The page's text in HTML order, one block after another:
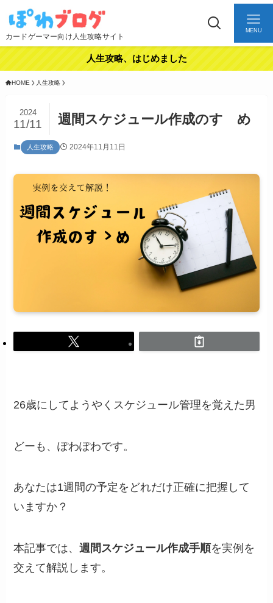
カードゲーマー向け人生攻略サイト
MENU
人生攻略、はじめました
HOME 人生攻略
週間スケジュール作成のすゝめ
2024
11/11
人生攻略 2024年11月11日
26歳にしてようやくスケジュール管理を覚えた男
どーも、ぽわぽわです。
あなたは1週間の予定をどれだけ正確に把握して
いますか？
本記事では、週間スケジュール作成手順を実例を
交えて解説します。